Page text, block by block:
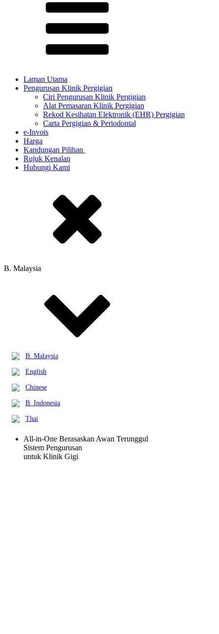
Laman Utama
Pengurusan Klinik Pergigian
Ciri Pengurusan Klinik Pergigian
Alat Pemasaran Klinik Pergigian
Rekod Kesihatan Elektronik (EHR) Pergigian
Carta Pergigian & Periodontal
e-Invois
Harga
Kandungan Pilihan ​
Rujuk Kenalan
Hubungi Kami
B. Malaysia
B. Malaysia
English
Chinese
B. Indonesia
Thai
All-in-One Berasaskan Awan Terunggul
Sistem Pengurusan
untuk Klinik Gigi